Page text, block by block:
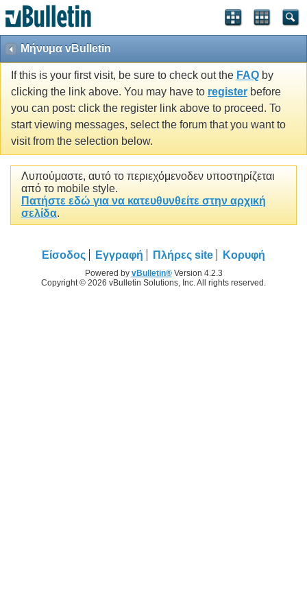
Μήνυμα vBulletin
If this is your first visit, be sure to check out the FAQ by
clicking the link above. You may have to register before
you can post: click the register link above to proceed. To
start viewing messages, select the forum that you want to
visit from the selection below.
Λυπούμαστε, αυτό το περιεχόμενοδεν υποστηρίζεται
από το mobile style.
Πατήστε εδώ για να κατευθυνθείτε στην αρχική
σελίδα.
Είσοδος Εγγραφή Πλήρες site Κορυφή
Powered by vBulletin®Version 4.2.3
Copyright © 2026 vBulletin Solutions, Inc. All rights reserved.